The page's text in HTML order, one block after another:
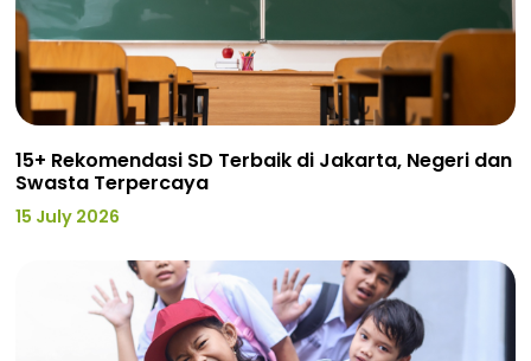
15+ Rekomendasi SD Terbaik di Jakarta, Negeri dan
Swasta Terpercaya
15 July 2026